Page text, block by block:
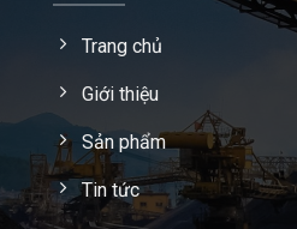
Trang chủ
Giới thiệu
Sản phẩm
Tin tức